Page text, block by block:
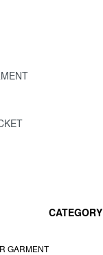
CATEGORY
GARMENT